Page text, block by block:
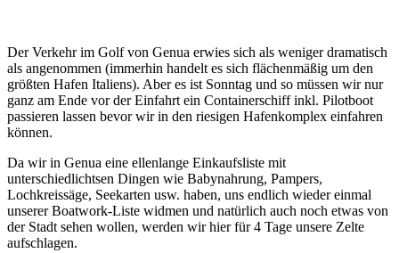
Der Verkehr im Golf von Genua erwies sich als weniger dramatisch
als angenommen (immerhin handelt es sich flächenmäßig um den
größten Hafen Italiens). Aber es ist Sonntag und so müssen wir nur
ganz am Ende vor der Einfahrt ein Containerschiff inkl. Pilotboot
passieren lassen bevor wir in den riesigen Hafenkomplex einfahren
können.
Da wir in Genua eine ellenlange Einkaufsliste mit
unterschiedlichtsen Dingen wie Babynahrung, Pampers,
Lochkreissäge, Seekarten usw. haben, uns endlich wieder einmal
unserer Boatwork-Liste widmen und natürlich auch noch etwas von
der Stadt sehen wollen, werden wir hier für 4 Tage unsere Zelte
aufschlagen.